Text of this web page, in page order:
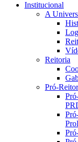
Institucional
A
Reitoria
Pró-